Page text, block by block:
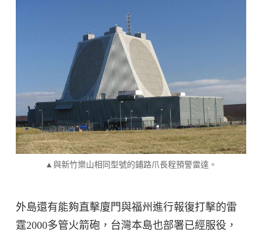
▲與新竹樂山相同型號的鋪路爪長程預警雷達。
外島還有能夠直擊廈門與福州進行報復打擊的雷
霆2000多管火箭砲，台灣本島也部署已經服役，